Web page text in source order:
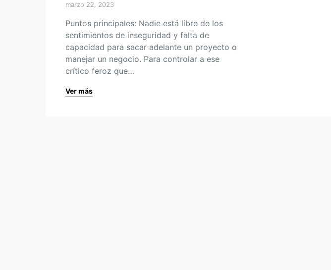
marzo 22, 2023
Puntos principales: Nadie está libre de los
sentimientos de inseguridad y falta de
capacidad para sacar adelante un proyecto o
manejar un negocio. Para controlar a ese
crítico feroz que…
Ver más